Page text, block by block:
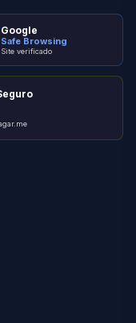
Google
Safe Browsing
Site verificado